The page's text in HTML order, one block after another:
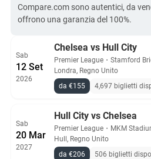
Compare.com sono autentici, da
offrono una garanzia del 100%.
Sab
12 Set
2026
Chelsea vs Hull City
Premier League ・ Stamford
Londra, Regno Unito
da €155
4,697 biglietti
Sab
20 Mar
2027
Hull City vs Chelsea
Premier League ・ MKM
Hull, Regno Unito
da €206
506 biglietti